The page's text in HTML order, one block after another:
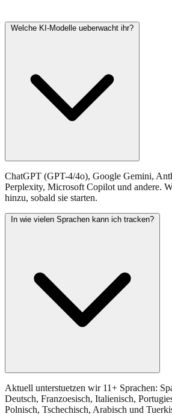
Welche KI-Modelle ueberwacht ihr?
ChatGPT (GPT-4/4o), Google Gemini,
Perplexity, Microsoft Copilot und andere.
hinzu, sobald sie starten.
In wie vielen Sprachen kann ich tracken?
Aktuell unterstuetzen wir 11+ Sprachen:
Deutsch, Franzoesisch, Italienisch,
Polnisch, Tschechisch, Arabisch und